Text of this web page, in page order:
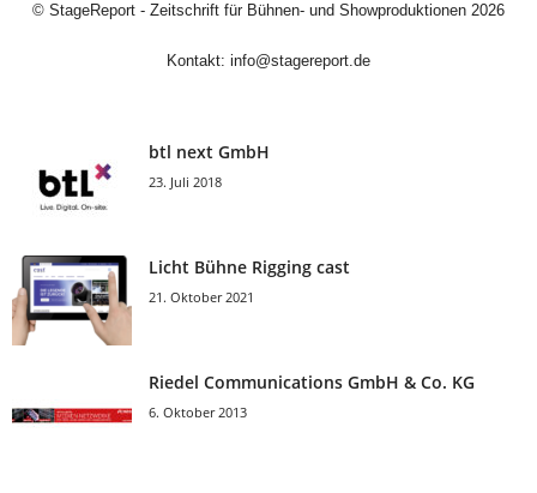
© StageReport - Zeitschrift für Bühnen- und Showproduktionen 2026
Kontakt: info@stagereport.de
btl next GmbH
23. Juli 2018
Licht Bühne Rigging cast
21. Oktober 2021
Riedel Communica­tions GmbH & Co. KG
6. Oktober 2013